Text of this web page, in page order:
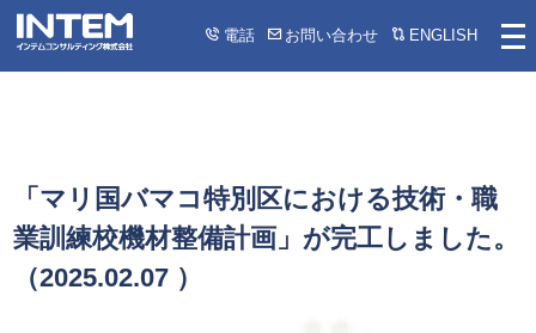
電話 お問い合わせ ENGLISH
「マリ国バマコ特別区における技術・職
業訓練校機材整備計画」が完工しました。
（2025.02.07 ）